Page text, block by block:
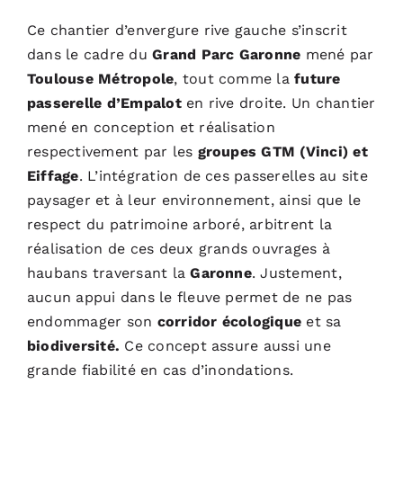
Ce chantier d’envergure rive gauche s’inscrit
dans le cadre du Grand Parc Garonne mené par
Toulouse Métropole, tout comme lafuture
passerelle d’Empaloten rive droite. Un chantier
mené en conception et réalisation
respectivement par les groupes GTM (Vinci) et
Eiffage. L’intégration de ces passerelles au site
paysager et à leur environnement, ainsi que le
respect du patrimoine arboré, arbitrent la
réalisation de ces deux grands ouvrages à
haubans traversant laGaronne. Justement,
aucun appui dans le fleuve permet de ne pas
endommager son corridor écologique et sa
biodiversité. Ce concept assure aussi une
grande fiabilité en cas d’inondations.